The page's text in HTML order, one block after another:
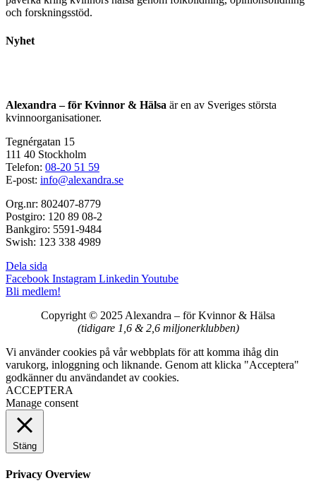
och forskningsstöd.
Nyhet
Alexandra – för Kvinnor & Hälsa är en av Sveriges största
kvinnoorganisationer.
Tegnérgatan 15
111 40 Stockholm
Telefon: 08-20 51 59
E-post: info@alexandra.se
Org.nr: 802407-8779
Postgiro: 120 89 08-2
Bankgiro: 5591-9484
Swish: 123 338 4989
Dela sida
Facebook Instagram Linkedin Youtube
Bli medlem!
Copyright © 2025 Alexandra – för Kvinnor & Hälsa
(tidigare 1,6 & 2,6 miljonerklubben)
Vi använder cookies på vår webbplats för att komma ihåg din
varukorg, inloggning och liknande. Genom att klicka "Acceptera"
godkänner du användandet av cookies.
ACCEPTERA
Manage consent
Stäng
Privacy Overview